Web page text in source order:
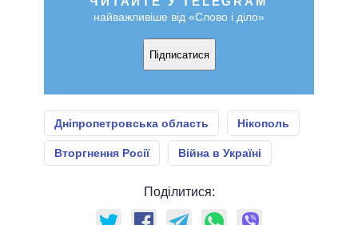
найважливіше від «Слово і діло»
Підписатися
Дніпропетровська область Нікополь
Вторгнення Росії Війна в Україні
Поділитися: